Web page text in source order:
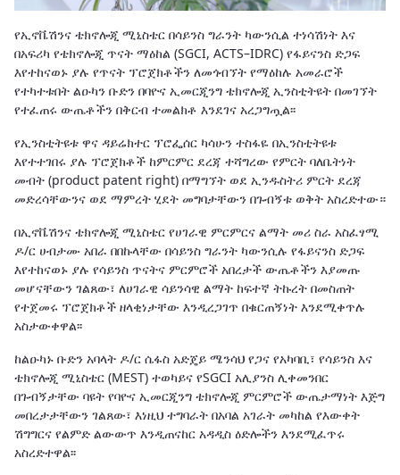
የኢኖቬሽንና ቴክኖሎጂ ሚኒስቴር በሳይንስ ግራንት ካውንሲል ተነሳሽነት እና
በአፍሪካ የቴክኖሎጂ ጥናት ማዕከል (SGCI, ACTS–IDRC) የፋይናንስ ድጋፍ
እየተከናወኑ ያሉ የጥናት ፕሮጀክቶችን ለመጎብኘት የማዕከሉ አመራሮች
የተካተቱበት ልዑካን ቡድን በባዮና ኢመርጂንግ ቴክኖሎጂ ኢንስቲትዩት በመገኘት
የተፈጠሩ ውጤቶችን በቅርብ ተመልክቶ እንደገና አረጋግጧል፡፡
የኢንስቲትዩቱ ዋና ዳይሬክተር ፕሮፌሰር ካሳሁን ተስፋዬ በኢንስቲትዩቱ
እየተተገበሩ ያሉ ፕሮጀክቶች ከምርምር ደረጃ ተሻግረው የምርት ባለቤትነት
መብት (product patent right) በማግኘት ወደ ኢንዱስትሪ ምርት ደረጃ
መድረሳቸውንና ወደ ማምረት ሂደት መግባታቸውን በጉብኝቱ ወቅት አስረድተው።
በኢኖቬሽንና ቴክኖሎጂ ሚኒስቴር የሀገራዊ ምርምርና ልማት መሪ ስራ አስፈፃሚ
ዶ/ር ሀብታሙ አበራ በበኩላቸው በሳይንስ ግራንት ካውንሲሉ የፋይናንስ ድጋፍ
እየተከናወኑ ያሉ የሳይንስ ጥናትና ምርምሮች አበረታች ውጤቶችን እያመጡ
መሆናቸውን ገልጸው፣ ለሀገራዊ ሳይንሳዊ ልማት ከፍተኛ ትኩረት በመስጠት
የተጀመሩ ፕሮጀክቶች ዘላቂነታቸው እንዲረጋገጥ በቁርጠኝነት እንደሚቀጥሉ
አስታውቀዋል፡፡
ከልዑካኑ ቡድን አባላት ዶ/ር ሴፋስ አድጄይ ሜንሳህ የጋና የአካባቢ፣ የሳይንስ እና
ቴክኖሎጂ ሚኒስቴር (MEST) ተወካይና የSGCI አሊያንስ ሊቀመንበር
በጉብኝታቸው ባዩት የባዮና ኢመርጂንግ ቴክኖሎጂ ምርምሮች ውጤታማነት እጅግ
መበረታታቸውን ገልጸው፣ እነዚህ ተግባራት በአባል አገራት መካከል የእውቀት
ሽግግርና የልምድ ልውውጥ እንዲጠናከር አዳዲስ ዕድሎችን እንደሚፈጥሩ
አስረድተዋል፡፡